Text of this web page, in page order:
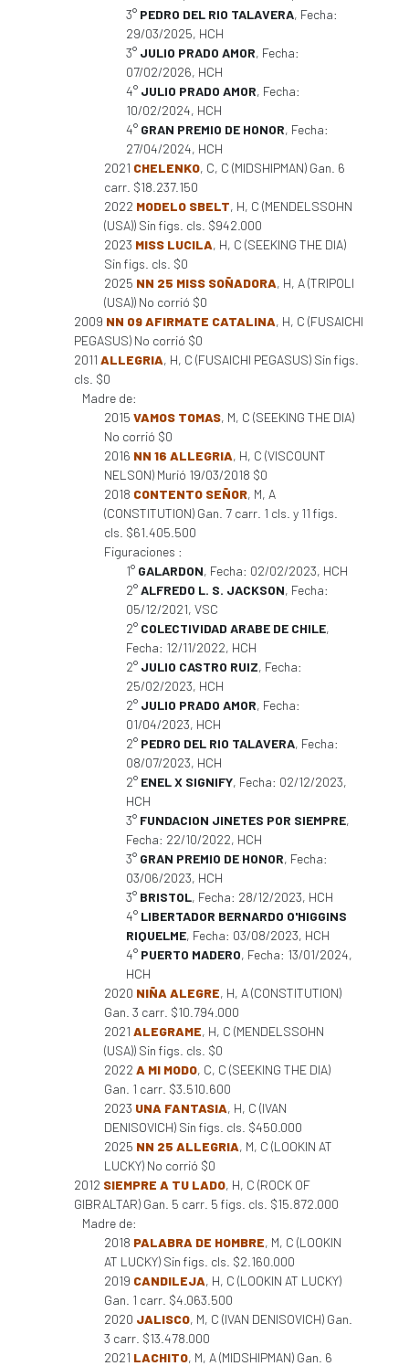
3° PEDRO DEL RIO TALAVERA, Fecha:
29/03/2025, HCH
3° JULIO PRADO AMOR, Fecha:
07/02/2026, HCH
4° JULIO PRADO AMOR, Fecha:
10/02/2024, HCH
4° GRAN PREMIO DE HONOR, Fecha:
27/04/2024, HCH
2021 CHELENKO, C, C (MIDSHIPMAN) Gan. 6
carr. $18.237.150
2022 MODELO SBELT, H, C (MENDELSSOHN
(USA)) Sin figs. cls. $942.000
2023 MISS LUCILA, H, C (SEEKING THE DIA)
Sin figs. cls. $0
2025 NN 25 MISS SOÑADORA, H, A (TRIPOLI
(USA)) No corrió $0
2009 NN 09 AFIRMATE CATALINA, H, C (FUSAICHI
PEGASUS) No corrió $0
2011 ALLEGRIA, H, C (FUSAICHI PEGASUS) Sin figs.
cls. $0
Madre de:
2015 VAMOS TOMAS, M, C (SEEKING THE DIA)
No corrió $0
2016 NN 16 ALLEGRIA, H, C (VISCOUNT
NELSON) Murió 19/03/2018 $0
2018 CONTENTO SEÑOR, M, A
(CONSTITUTION) Gan. 7 carr. 1 cls. y 11 figs.
cls. $61.405.500
Figuraciones :
1° GALARDON, Fecha: 02/02/2023, HCH
2°ALFREDO L. S. JACKSON, Fecha:
05/12/2021, VSC
2° COLECTIVIDAD ARABE DE CHILE,
Fecha: 12/11/2022, HCH
2° JULIO CASTRO RUIZ, Fecha:
25/02/2023, HCH
2° JULIO PRADO AMOR, Fecha:
01/04/2023, HCH
2° PEDRO DEL RIO TALAVERA, Fecha:
08/07/2023, HCH
2° ENEL X SIGNIFY, Fecha: 02/12/2023,
HCH
3° FUNDACION JINETES POR SIEMPRE,
Fecha: 22/10/2022, HCH
3° GRAN PREMIO DE HONOR, Fecha:
03/06/2023, HCH
3° BRISTOL, Fecha: 28/12/2023, HCH
4° LIBERTADOR BERNARDO O'HIGGINS
RIQUELME, Fecha: 03/08/2023, HCH
4° PUERTO MADERO, Fecha: 13/01/2024,
HCH
2020 NIÑA ALEGRE, H, A (CONSTITUTION)
Gan. 3 carr. $10.794.000
2021 ALEGRAME, H, C (MENDELSSOHN
(USA)) Sin figs. cls. $0
2022 A MI MODO, C, C (SEEKING THE DIA)
Gan. 1 carr. $3.510.600
2023 UNA FANTASIA, H, C (IVAN
DENISOVICH) Sin figs. cls. $450.000
2025 NN 25 ALLEGRIA, M, C (LOOKIN AT
LUCKY) No corrió $0
2012 SIEMPRE A TU LADO, H, C (ROCK OF
GIBRALTAR) Gan. 5 carr. 5 figs. cls. $15.872.000
Madre de:
2018 PALABRA DE HOMBRE, M, C (LOOKIN
AT LUCKY) Sin figs. cls. $2.160.000
2019 CANDILEJA, H, C (LOOKIN AT LUCKY)
Gan. 1 carr. $4.063.500
2020 JALISCO, M, C (IVAN DENISOVICH) Gan.
3 carr. $13.478.000
2021 LACHITO, M, A (MIDSHIPMAN) Gan. 6